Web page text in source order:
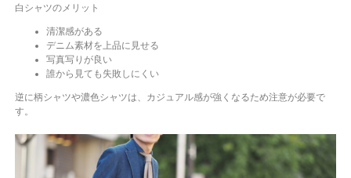
白シャツのメリット
清潔感がある
デニム素材を上品に見せる
写真写りが良い
誰から見ても失敗しにくい
逆に柄シャツや濃色シャツは、カジュアル感が強くなるため注意が必要で
す。